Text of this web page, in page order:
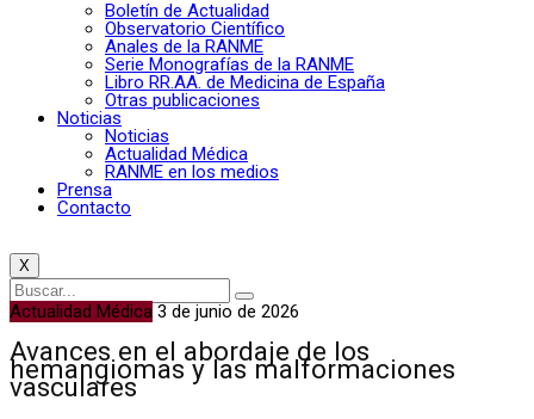
Boletín de Actualidad
Observatorio Científico
Anales de la RANME
Serie Monografías de la RANME
Libro RR.AA. de Medicina de España
Otras publicaciones
Noticias
Noticias
Actualidad Médica
RANME en los medios
Prensa
Contacto
X
Actualidad Médica 3 de junio de 2026
Avances en el abordaje de los
hemangiomas y las malformaciones
vasculares